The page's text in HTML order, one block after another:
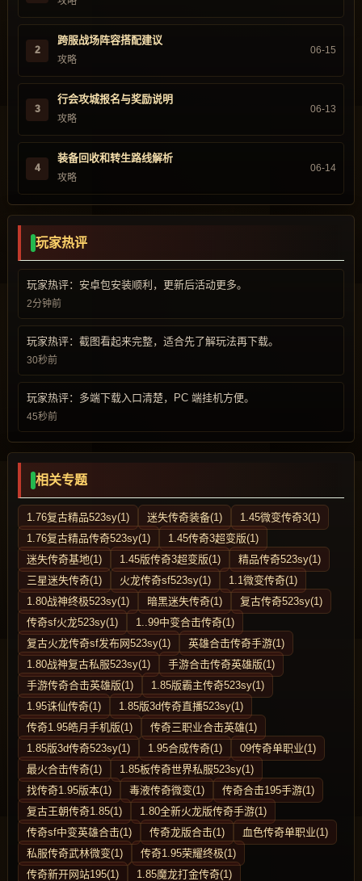
2
跨服战场阵容搭配建议
攻略
06-15
3
行会攻城报名与奖励说明
攻略
06-13
4
装备回收和转生路线解析
攻略
06-14
玩家热评
玩家热评：安卓包安装顺利，更新后活动更多。
2分钟前
玩家热评：截图看起来完整，适合先了解玩法再下载。
30秒前
玩家热评：多端下载入口清楚，PC 端挂机方便。
45秒前
相关专题
1.76复古精品523sy(1) 迷失传奇装备(1)
1.45微变传奇3(1)
1.76复古精品传奇523sy(1)
1.45传奇3超变版(1)
迷失传奇基地(1)
1.45版传奇3超变版(1)
精品传奇523sy(1)
三星迷失传奇(1)
火龙传奇sf523sy(1)
1.1微变传奇(1)
1.80战神终极523sy(1)
暗黑迷失传奇(1)
复古传奇523sy(1)
传奇sf火龙523sy(1)
1..99中变合击传奇(1)
复古火龙传奇sf发布网523sy(1)
英雄合击传奇手游(1)
1.80战神复古私服523sy(1)
手游合击传奇英雄版(1)
手游传奇合击英雄版(1)
1.85版霸主传奇523sy(1)
1.95诛仙传奇(1)
1.85版3d传奇直播523sy(1)
传奇1.95皓月手机版(1)
传奇三职业合击英雄(1)
1.85版3d传奇523sy(1)
1.95合成传奇(1)
09传奇单职业(1)
最火合击传奇(1)
1.85板传奇世界私服523sy(1)
找传奇1.95版本(1)
毒液传奇微变(1)
传奇合击195手游(1)
复古王朝传奇1.85(1)
1.80全新火龙版传奇手游(1)
传奇sf中变英雄合击(1)
传奇龙版合击(1)
血色传奇单职业(1)
私服传奇武林微变(1)
传奇1.95荣耀终极(1)
传奇新开网站195(1)
1.85魔龙打金传奇(1)